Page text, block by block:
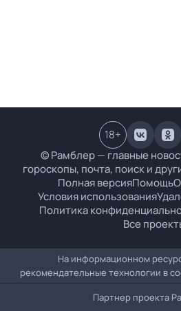
© Рамблер — главные
гороскопы, почта, поиск и
Полная версияПомощь
Условия использования
Политика
Все
18+
На информационном
рекомендательные технологии в
Партнер проекта